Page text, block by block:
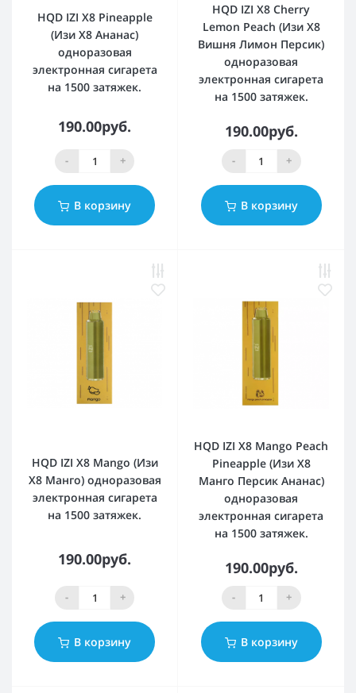
HQD IZI X8 Pineapple
(Изи Х8 Ананас)
одноразовая
электронная сигарета
на 1500 затяжек.
190.00руб.
- +
В корзину
HQD IZI X8 Cherry
Lemon Peach (Изи Х8
Вишня Лимон Персик)
одноразовая
электронная сигарета
на 1500 затяжек.
190.00руб.
- +
В корзину
HQD IZI X8 Mango (Изи
Х8 Манго) одноразовая
электронная сигарета
на 1500 затяжек.
190.00руб.
- +
В корзину
HQD IZI X8 Mango Peach
Pineapple (Изи Х8
Манго Персик Ананас)
одноразовая
электронная сигарета
на 1500 затяжек.
190.00руб.
- +
В корзину